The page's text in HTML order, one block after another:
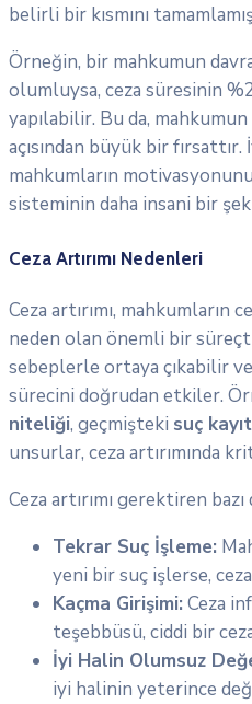
belirli bir kısmını
Örneğin, bir mahkumun
olumluysa, ceza süresinin
yapılabilir. Bu da, mahkumun
açısından büyük bir
mahkumların
sisteminin daha insani bir
Ceza Artırımı Nedenleri
Ceza artırımı, mahkumların
neden olan önemli bir
sebeplerle ortaya çıkabilir
sürecini doğrudan etkiler.
niteliği, geçmişteki suç
unsurlar, ceza artırımında
Ceza artırımı gerektiren
Tekrar Suç İşleme:
yeni bir suç işlerse,
Kaçma Girişimi: Ceza
teşebbüsü, ciddi bir
İyi Halin Olumsuz
iyi halinin yeterince